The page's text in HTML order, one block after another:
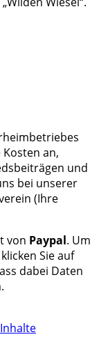
an,
und
bei unserer
(Ihre
von Paypal. Um
Sie auf
dabei Daten